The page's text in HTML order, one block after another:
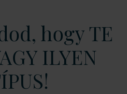
hogy TE
ILYEN